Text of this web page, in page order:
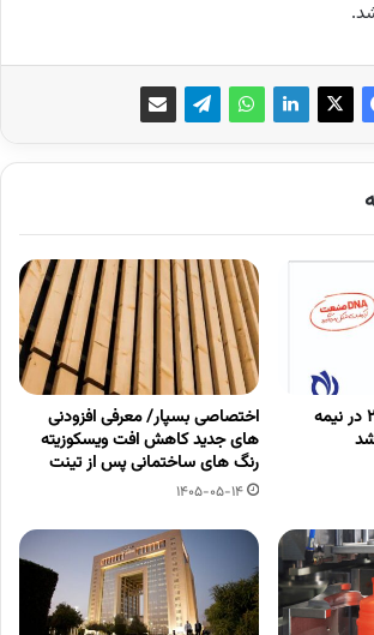
مجله بسپار شماره 286 در نیمه
اختصاصی بسپار/ معرفی افزودنی
های جدید کاهش افت ویسکوزیته
رنگ های ساختمانی پس از تینت
1405-05-14